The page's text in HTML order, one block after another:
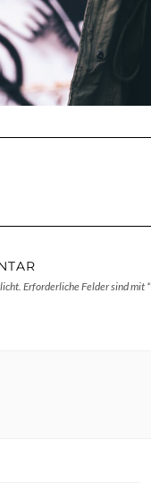
Erforderliche Felder sind mit *